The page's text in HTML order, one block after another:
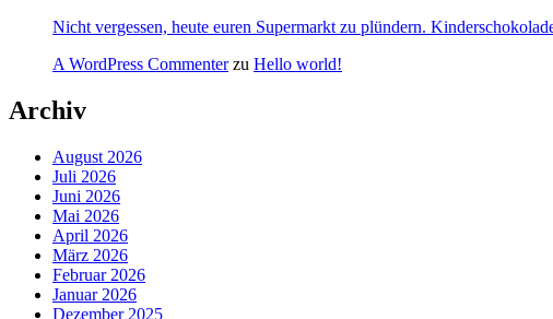
Nicht vergessen, heute euren Supermarkt zu plündern.
A WordPress Commenterzu Hello world!
Archiv
August 2026
Juli 2026
Juni 2026
Mai 2026
April 2026
März 2026
Februar 2026
Januar 2026
Dezember 2025